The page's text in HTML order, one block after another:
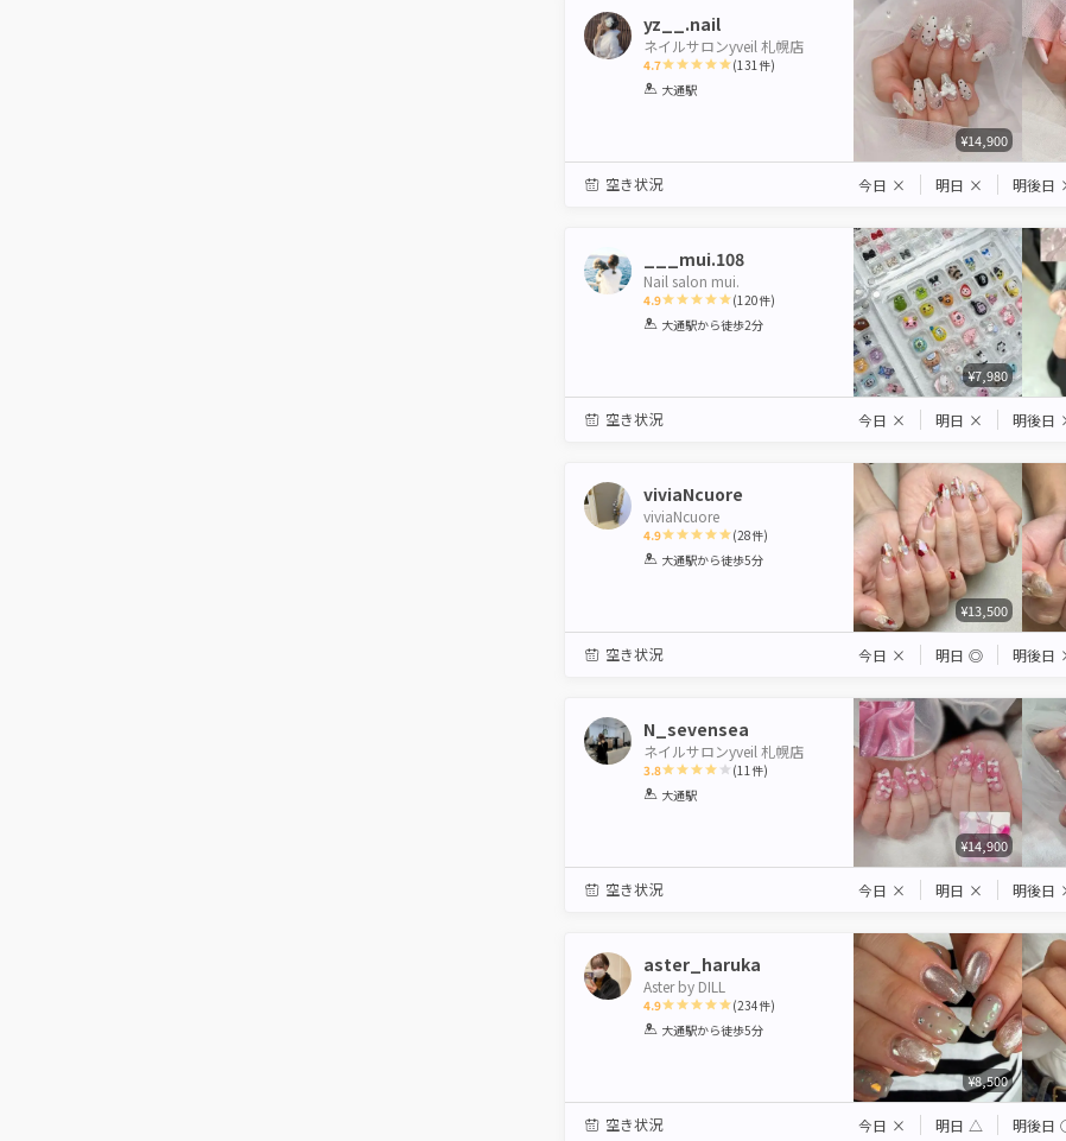
yz__.nail
ネイルサロンyveil 札幌店
4.7
1 2 3
(131 件)
大通駅
¥14,900
空き状況 今日 × 明日 × 明後日
___mui.108
Nail salon mui.
4.9
1 2 3 4 5
(120件)
大通駅から徒歩2分
¥7,980
空き状況 今日 × 明日 × 明後日
viviaNcuore
viviaNcuore
4.9
1 2 3 4 5
(28件)
大通駅から徒歩5分
¥13,500
空き状況 今日 × 明日 ◎ 明後日
N_sevensea
ネイルサロンyveil 札幌店
3.8
1 2 3
(11 件)
大通駅
¥14,900
空き状況 今日 × 明日 × 明後日
aster_haruka
Aster by DILL
4.9
1 2 3 4 5
(234件)
大通駅から徒歩5分
¥8,500
空き状況 今日 × 明日 △ 明後日